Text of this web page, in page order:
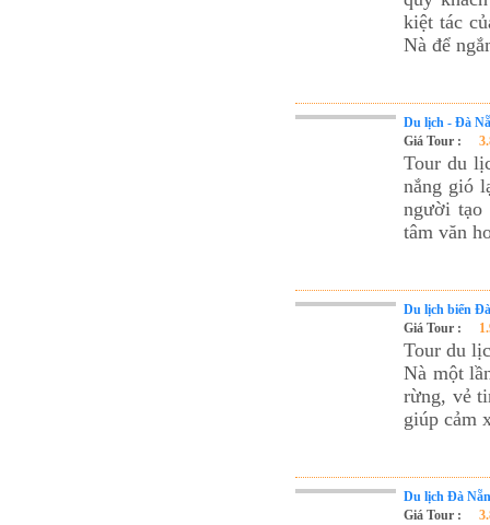
kiệt tác
Nà để
Du lịch - Đà
Giá Tour :
Tour du
nắng gió
người tạo
tâm văn
Du lịch biển
Giá Tour :
Tour du
Nà một
rừng, vẻ
giúp cảm
Du lịch Đà
Giá Tour :